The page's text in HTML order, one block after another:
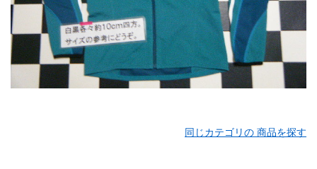
同じカテゴリの 商品を探す